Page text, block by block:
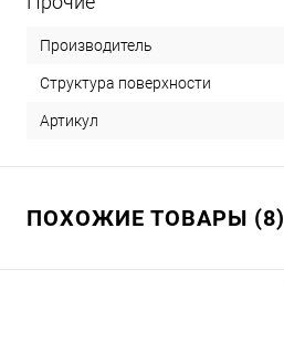
Производитель
Структура поверхности
Артикул
ПОХОЖИЕ ТОВАРЫ (8)